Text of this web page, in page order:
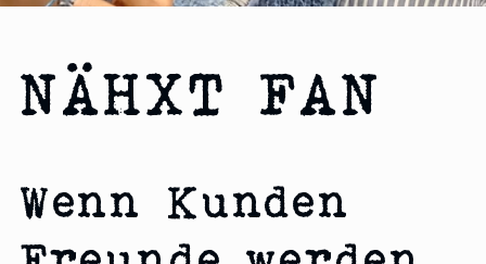
NÄHXT FAN
Wenn Kunden